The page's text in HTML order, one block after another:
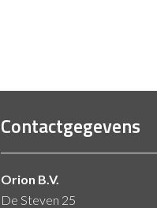
Contactgegevens
Orion B.V.
De Steven 25